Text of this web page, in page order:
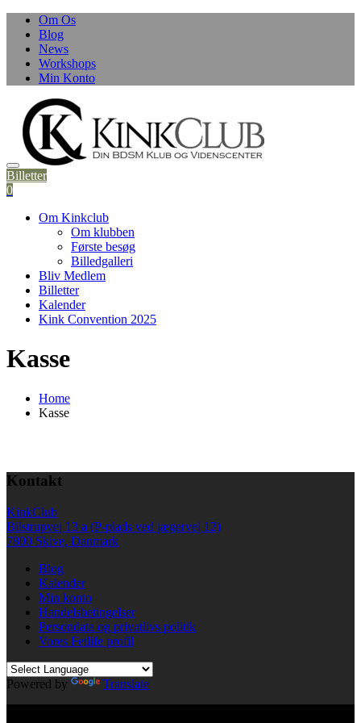
Skip
content
Om Os
Blog
News
Workshops
Min Konto
Billetter
0
Om Kinkclub
Om klubben
Første besøg
Billedgalleri
Bliv Medlem
Billetter
Kalender
Kink Convention 2025
Kasse
Home
Kasse
Kontakt
KinkClub
Bilstrupvej 13 a (P-plads ved jægervej 12)
7800 Skive, Danmark
Blog
Kalender
Min konto
Handelsbetingelser
Persondata og privatlivs politik
Vores Fetlife profil
Powered by
Translate